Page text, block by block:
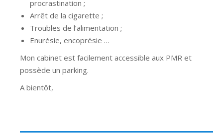
procrastination ;
Arrêt de la cigarette ;
Troubles de l’alimentation ;
Enurésie, encoprésie …
Mon cabinet est facilement accessible aux PMR et
possède un parking.
A bientôt,